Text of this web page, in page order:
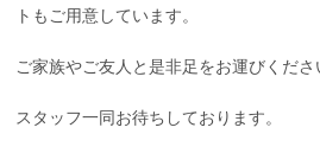
トもご用意しています。
ご家族やご友人と是非足をお運びくださ
スタッフ一同お待ちしております。